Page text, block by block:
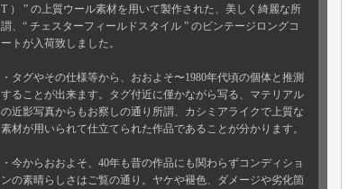
T ） ” の上質ウール素材を用いて製作された、美しく綺麗な所
謂、“ チェスターフィールドスタイル ” のビンテージロングコ
ートが入荷致しました。
・タグやその仕様等から、おおよそ〜1980年代頃の個体と推測
することが出来ます。タグ付近に僅かながら写る、マテリアル
の近影写真からもお察しの通り所謂、カシミアライクで上質な
素材が用いられて仕立てられた作品であることが分かります。
・今からおおよそ、40年も昔の作品にも関わらずコンディショ
ンの素晴らしさはご覧の通り。ヤケや褪色、ダメージや劣化箇